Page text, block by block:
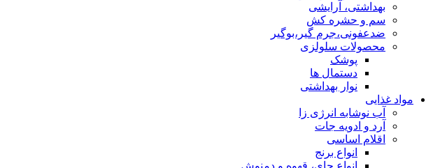
بهداشتی، آرایشی
سم و حشره کش
ضدعفونی،جرم گیر،بوگیر
محصولات سلولزی
پوشک
دستمال ها
نوار بهداشتی
مواد غذایی
آب نوشابه انرژی زا
آرد و ادویه جات
اقلام اساسی
انواع برنج
انواع چای، قهوه و دمنوش